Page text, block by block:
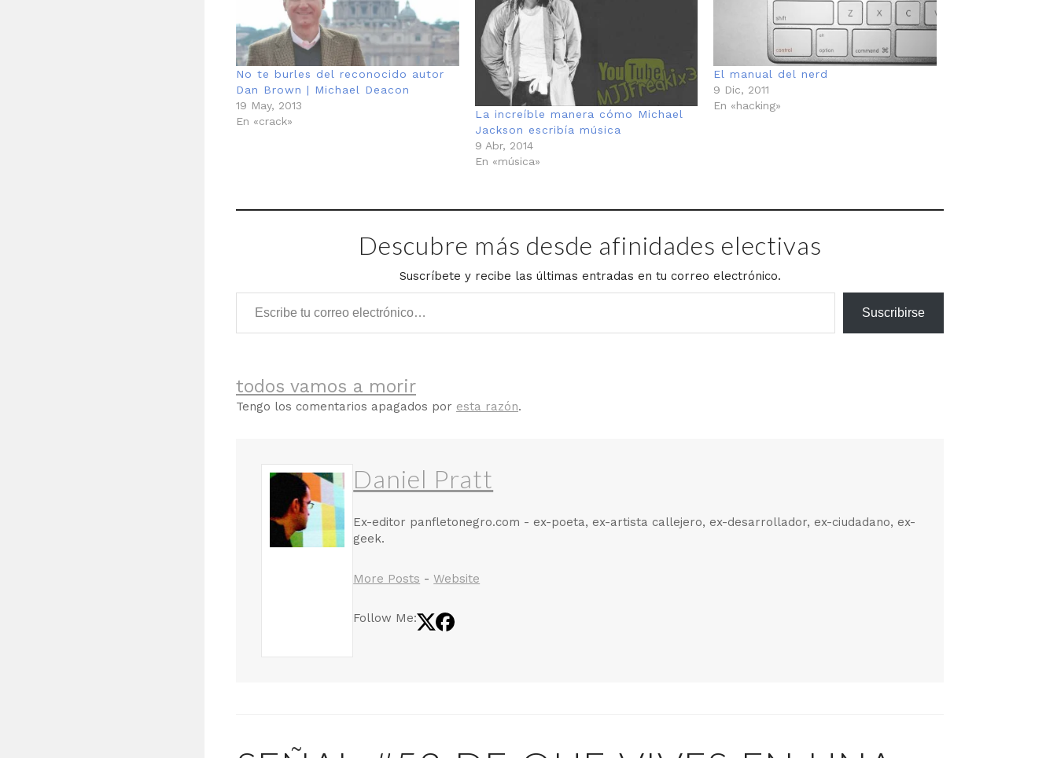
No te burles del reconocido autor
Dan Brown | Michael Deacon
19 May, 2013
En «crack»
La increíble manera cómo Michael
Jackson escribía música
9 Abr, 2014
En «música»
El manual del nerd
9 Dic, 2011
En «hacking»
Descubre más desde afinidades electivas
Suscríbete y recibe las últimas entradas en tu correo electrónico.
Escribe tu correo electrónico…
Suscribirse
todos vamos a morir
Tengo los comentarios apagados por esta razón.
Daniel Pratt
Ex-editor panfletonegro.com - ex-poeta, ex-artista callejero, ex-desarrollador, ex-ciudadano, ex-
geek.
More Posts -Website
Follow Me: